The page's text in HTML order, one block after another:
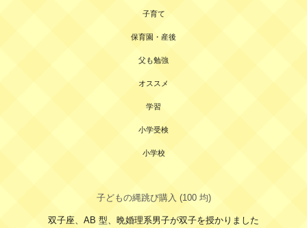
子育て
保育園・産後
父も勉強
オススメ
学習
小学受検
小学校
子どもの縄跳び購入 (100 均)
双子座、AB 型、晩婚理系男子が双子を授かりました